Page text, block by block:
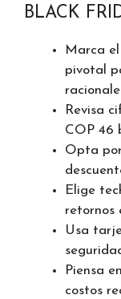
BLACK
Marca
pivotal
Revisa
COP 46
Opta
Elige
retornos
Usa
Piensa
costos